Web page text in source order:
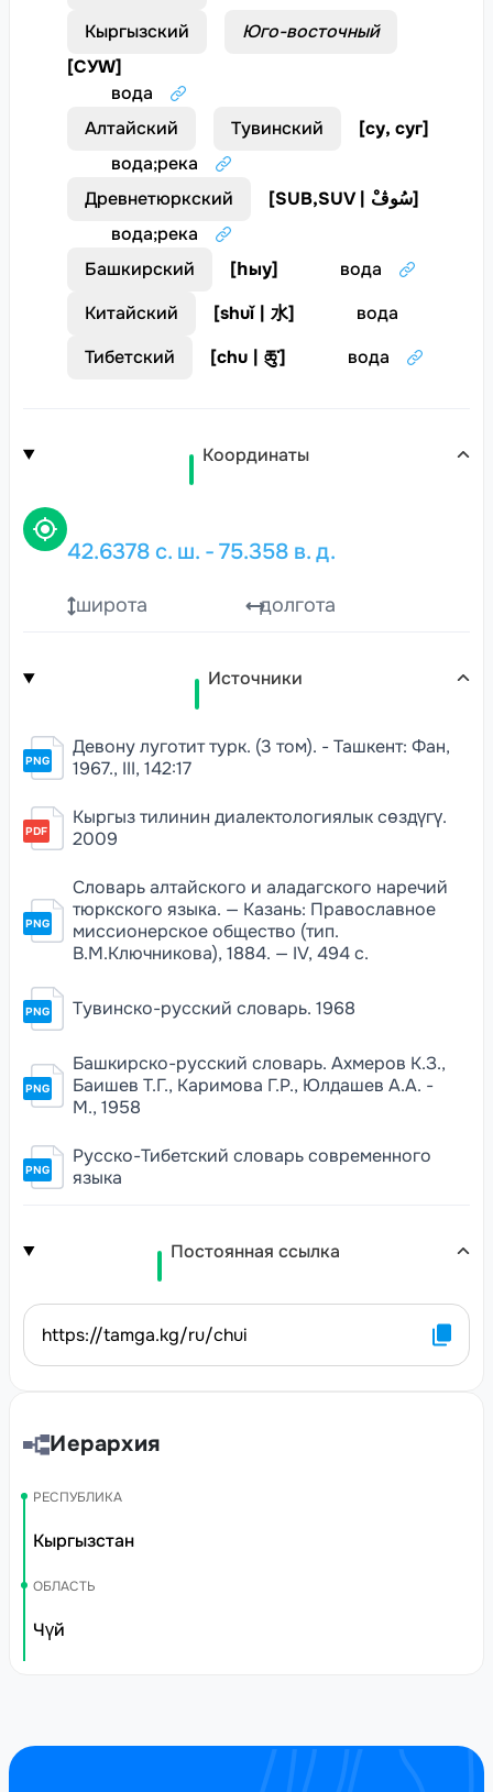
Кыргызский
Юго-восточный
[СУW]
вода
Алтайский
Тувинский [су, суг]
вода;река
Древнетюркский
[ SUB,SUV | سُوڤْ]
вода;река
Башкирский
[һыу]
вода
Китайский
[shuǐ | 水]
вода
Тибетский
[chu | ཆུ་] вода
Координаты
42.6378 с. ш. - 75.358 в. д.
широта долгота
Источники
PNG
Девону луготит турк. (3 том). - Ташкент: Фан,
1967., III, 142:17
PDF
Кыргыз тилинин диалектологиялык сөздүгү.
2009
PNG
Словарь алтайского и аладагского наречий
тюркского языка. — Казань: Православное
миссионерское общество (тип.
В.М.Ключникова), 1884. — IV, 494 c.
PNG Тувинско-русский словарь. 1968
PNG
Башкирско-русский словарь. Ахмеров К.З.,
Баишев Т.Г., Каримова Г.Р., Юлдашев А.А. -
М., 1958
PNG
Русско-Тибетский словарь современного
языка
Постоянная ссылка
https://tamga.kg/ru/chui
Иерархия
РЕСПУБЛИКА
Кыргызстан
ОБЛАСТЬ
Чүй